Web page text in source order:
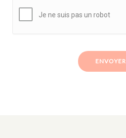
ENVOYER